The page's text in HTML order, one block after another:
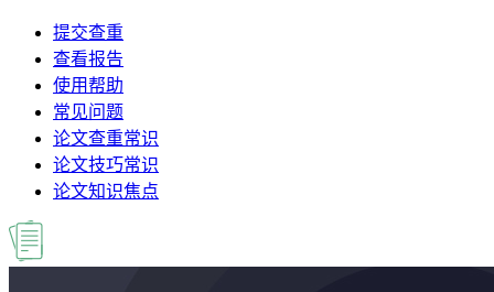
提交查重
查看报告
使用帮助
常见问题
论文查重常识
论文技巧常识
论文知识焦点